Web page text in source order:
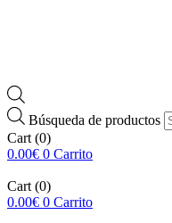
Búsqueda de productos
Cart (0)
0.00€ 0 Carrito
Cart (0)
0.00€ 0 Carrito